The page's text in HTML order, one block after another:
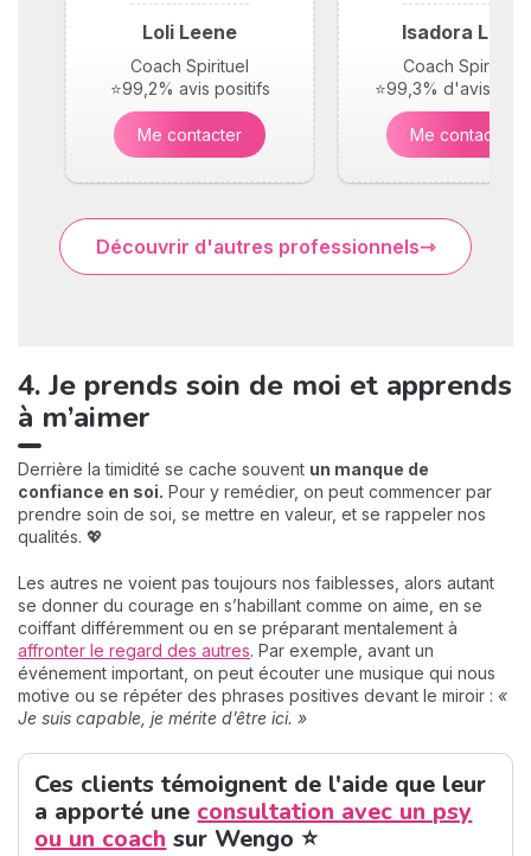
Loli Leene
Coach Spirituel
⭐99,2% avis positifs
Me contacter
Isadora Levy
Coach Spirituel
⭐99,3% d'avis
Me contacter
Découvrir d'autres professionnels
4. Je prends soin de moi et apprends
à m’aimer
Derrière la timidité se cache souvent un manque de
confiance en soi. Pour y remédier, on peut commencer par
prendre soin de soi, se mettre en valeur, et se rappeler nos
qualités. 💖
Les autres ne voient pas toujours nos faiblesses, alors autant
se donner du courage en s’habillant comme on aime, en se
coiffant différemment ou en se préparant mentalement à
affronter le regard des autres. Par exemple, avant un
événement important, on peut écouter une musique qui nous
motive ou se répéter des phrases positives devant le miroir : «
Je suis capable, je mérite d’être ici. »
Ces clients témoignent de l'aide que leur
a apporté une consultation avec un psy
ou un coach sur Wengo ⭐